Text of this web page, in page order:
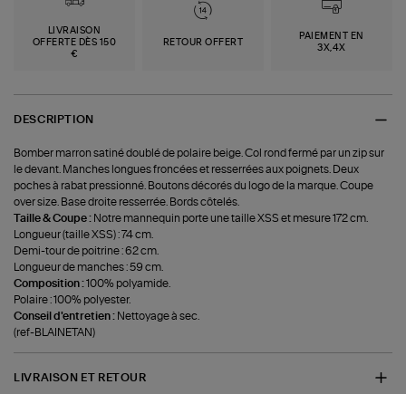
LIVRAISON
OFFERTE DÈS 150
€
RETOUR OFFERT
PAIEMENT EN
3X,4X
DESCRIPTION
Bomber marron satiné doublé de polaire beige. Col rond fermé par un zip sur
le devant. Manches longues froncées et resserrées aux poignets. Deux
poches à rabat pressionné. Boutons décorés du logo de la marque. Coupe
over size. Base droite resserrée. Bords côtelés.
Taille & Coupe : Notre mannequin porte une taille XSS et mesure 172 cm.
Longueur (taille XSS) : 74 cm.
Demi-tour de poitrine : 62 cm.
Longueur de manches : 59 cm.
Composition :100% polyamide.
Polaire : 100% polyester.
Conseil d'entretien : Nettoyage à sec.
(ref-BLAINETAN)
LIVRAISON ET RETOUR